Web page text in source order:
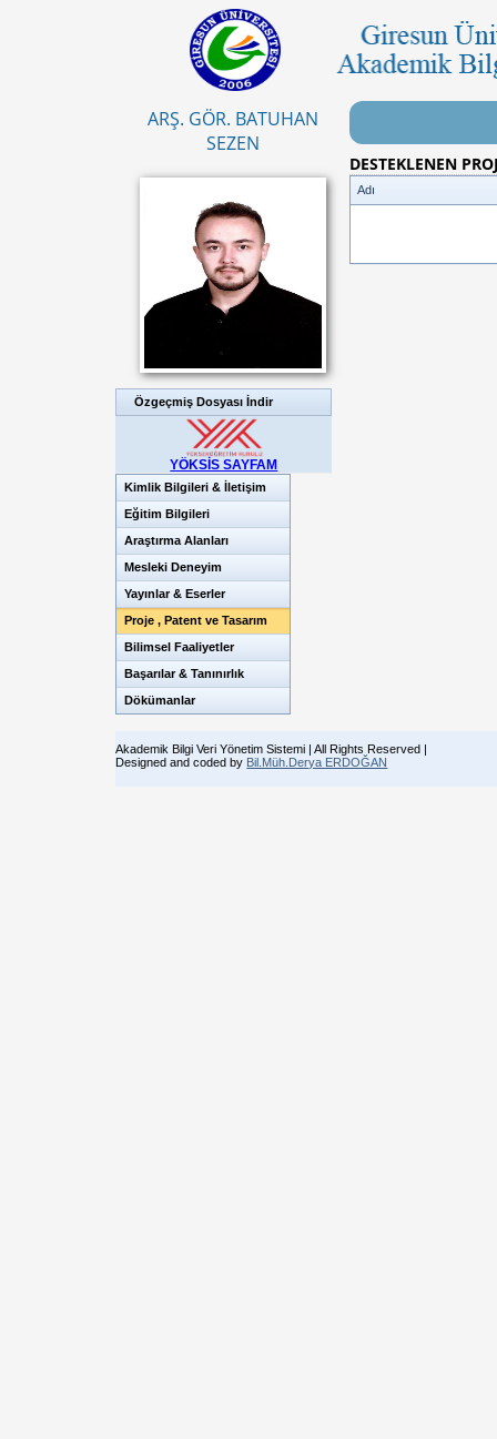
ARŞ. GÖR. BATUHAN
SEZEN
Özgeçmiş Dosyası İndir
YÖKSİS SAYFAM
Kimlik Bilgileri & İletişim
Eğitim Bilgileri
Araştırma Alanları
Mesleki Deneyim
Yayınlar & Eserler
Proje , Patent ve Tasarım
Bilimsel Faaliyetler
Başarılar & Tanınırlık
Dökümanlar
DESTEKLENEN
Adı
Akademik Bilgi Veri Yönetim Sistemi | All Rights Reserved |
Designed and coded by Bil.Müh.Derya ERDOĞAN